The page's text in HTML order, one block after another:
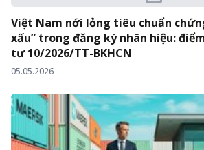
Việt Nam nới lỏng tiêu chuẩn
xấu” trong đăng ký nhãn hiệu:
tư 10/2026/TT-BKHCN
05.05.2026